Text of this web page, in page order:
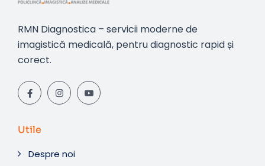
RMN Diagnostica – servicii moderne de
imagistică medicală, pentru diagnostic rapid și
corect.
Utile
Despre noi